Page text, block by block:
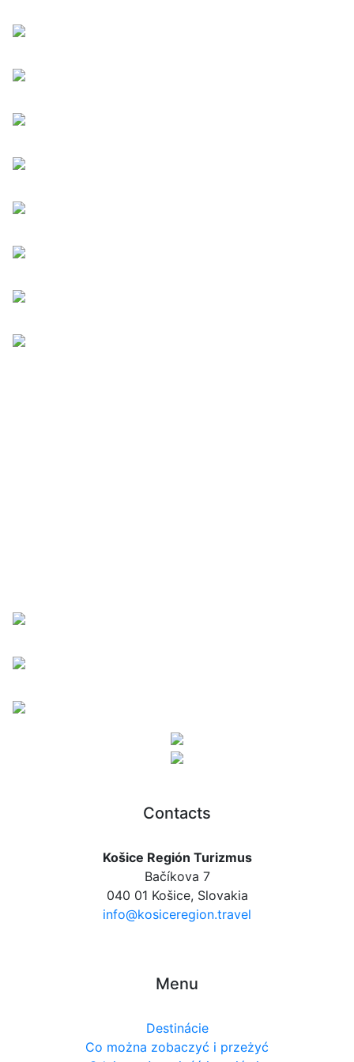
Contacts
Košice Región Turizmus
Bačíkova 7
040 01 Košice, Slovakia
info@kosiceregion.travel
Menu
Destinácie
Co można zobaczyć i przeżyć